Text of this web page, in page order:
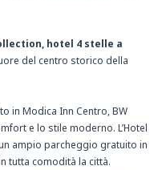
hotel 4 stelle a
del centro storico della
in Modica Inn Centro, BW
e lo stile moderno. L’Hotel
ampio parcheggio gratuito in
tutta comodità la città.